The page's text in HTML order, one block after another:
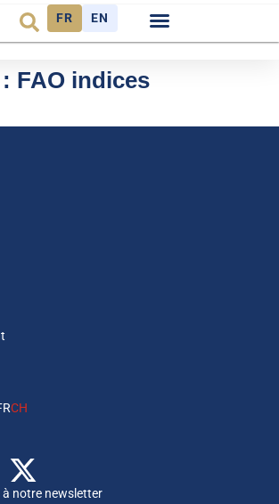
FR EN
FAO indices
CH
notre newsletter